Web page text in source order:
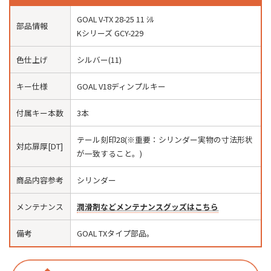
部品情報
GOAL V-TX 28-25 11 ｼﾙ
Kシリーズ GCY-229
色仕上げ シルバー(11)
キー仕様 GOAL V18ディンプルキー
付属キー本数 3本
対応扉厚[DT]
テール刻印28(※重要：シリンダー実物の寸法形状
が一致すること。)
商品内容参考 シリンダー
メンテナンス 潤滑剤などメンテナンスグッズはこちら
備考 GOAL TXタイプ部品。